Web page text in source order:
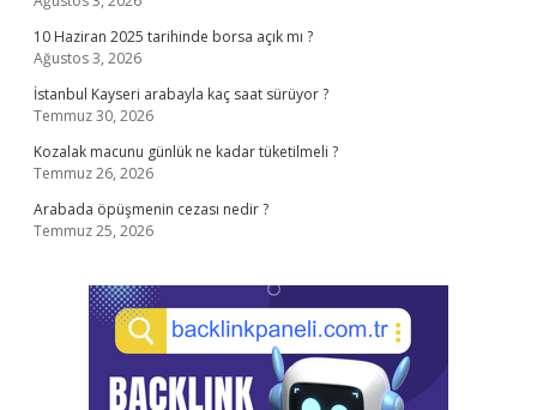
10 Haziran 2025 tarihinde borsa açık mı ?
Ağustos 3, 2026
İstanbul Kayseri arabayla kaç saat sürüyor ?
Temmuz 30, 2026
Kozalak macunu günlük ne kadar tüketilmeli ?
Temmuz 26, 2026
Arabada öpüşmenin cezası nedir ?
Temmuz 25, 2026